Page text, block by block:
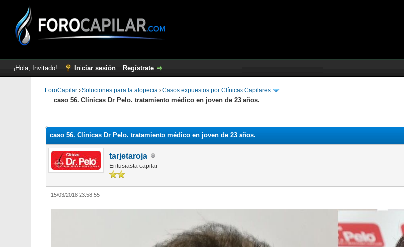
¡Hola, Invitado! Iniciar sesión Regístrate
ForoCapilar › Soluciones para la alopecia › Casos expuestos por Clínicas Capilares
caso 56. Clínicas Dr Pelo. tratamiento médico en joven de 23 años.
caso 56. Clínicas Dr Pelo. tratamiento médico en joven de 23 años.
tarjetaroja
Entusiasta capilar
15/03/2018 23:58:55